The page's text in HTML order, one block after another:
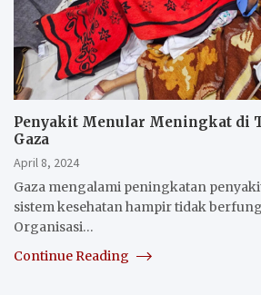
Penyakit Menular Meningkat di
Gaza
April 8, 2024
Gaza mengalami peningkatan
sistem kesehatan hampir tidak
Organisasi…
Continue Reading